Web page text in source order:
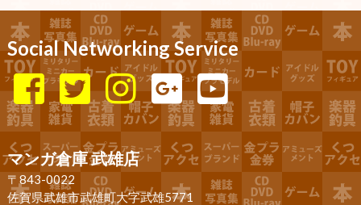
Social Networking Service
マンガ倉庫 武雄店
〒843-0022
佐賀県武雄市武雄町大字武雄5771